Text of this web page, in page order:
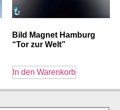
Bild Magnet Hamburg
“Tor zur Welt”
In den Warenkorb